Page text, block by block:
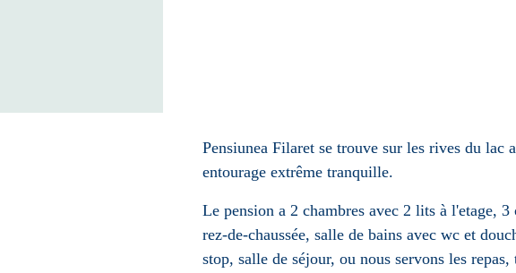
Pensiunea Filaret se trouve sur les rives du lac
entourage extrême tranquille.
Le pension a 2 chambres avec 2 lits à l'etage,
rez-de-chaussée, salle de bains avec wc et
stop, salle de séjour, ou nous servons les